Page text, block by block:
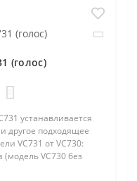
(голос)
устанавливается
другое подходящее
VC731 от VC730:
(модель VC730 без